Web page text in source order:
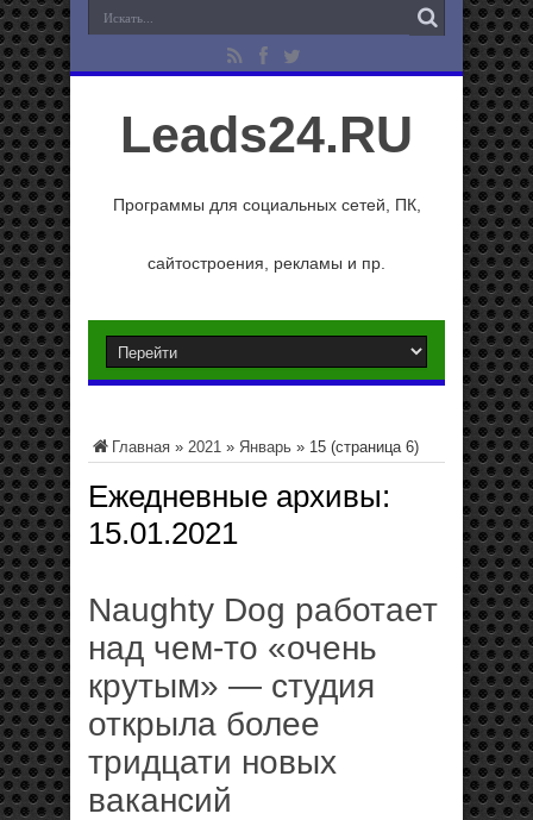
Leads24.RU
Программы для социальных сетей, ПК,
сайтостроения, рекламы и пр.
Главная » 2021 » Январь » 15 (страница 6)
Ежедневные архивы:
15.01.2021
Naughty Dog работает
над чем-то «очень
крутым» — студия
открыла более
тридцати новых
вакансий